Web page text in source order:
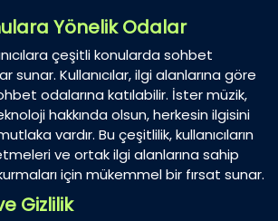
Yönelik Odalar
çeşitli konularda sohbet
Kullanıcılar, ilgi alanlarına göre
odalarına katılabilir. İster müzik,
hakkında olsun, herkesin ilgisini
vardır. Bu çeşitlilik, kullanıcıların
ve ortak ilgi alanlarına sahip
için mükemmel bir fırsat sunar.
Gizlilik